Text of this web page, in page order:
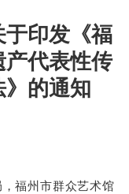
印发《福
代表性传
的通知
福州市群众艺术馆